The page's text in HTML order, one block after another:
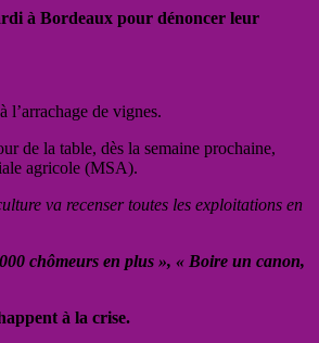
à Bordeaux pour dénoncer leur
l’arrachage de vignes.
de la table, dès la semaine prochaine,
agricole (MSA).
va recenser toutes les exploitations en
chômeurs en plus », « Boire un canon,
à la crise.